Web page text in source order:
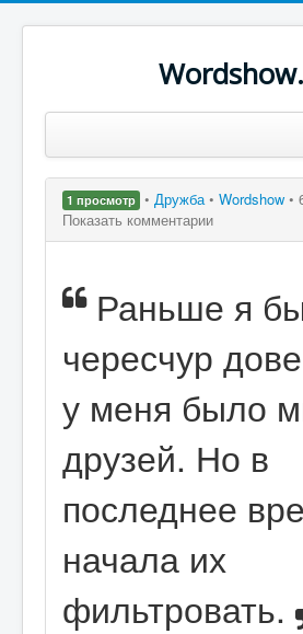
Популярные цитаты
Поиск
1 просмотр • Дружба• Wordshow •
Показать комментарии
Раньше я
чересчур
у меня было
друзей. Но в
последнее
начала их
фильтровать.